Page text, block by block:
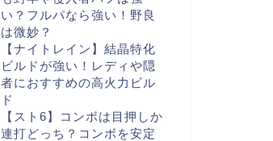
い？フルパなら強い！野良
は微妙？
【ナイトレイン】結晶特化
ビルドが強い！レディや隠
者におすすめの高火力ビル
ド
【スト6】コンボは目押しか
連打どっち？コンボを安定